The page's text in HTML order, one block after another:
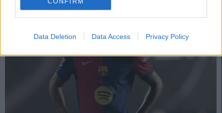
Data Deletion Data Access Privacy Policy